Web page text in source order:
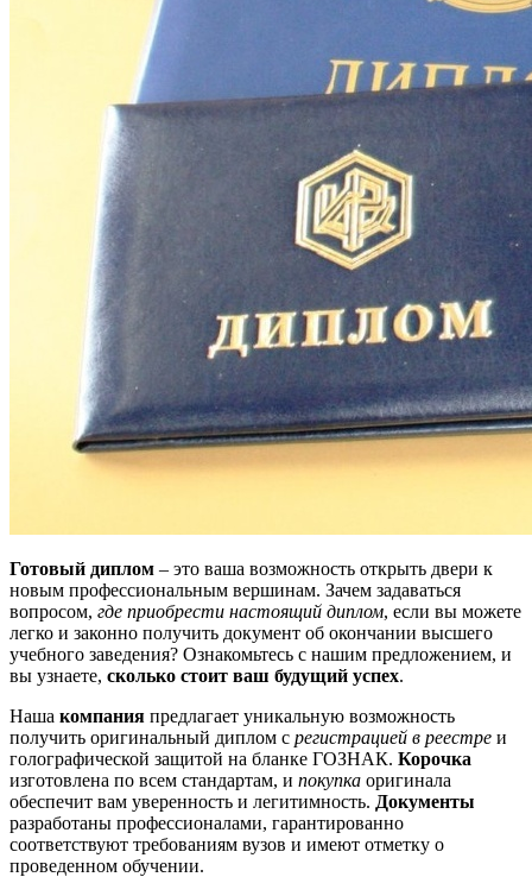
Готовый диплом – это ваша возможность открыть двери к
новым профессиональным вершинам. Зачем задаваться
вопросом, где приобрести настоящий диплом, если вы можете
легко и законно получить документ об окончании высшего
учебного заведения? Ознакомьтесь с нашим предложением, и
вы узнаете, сколько стоит ваш будущий успех.
Наша компания предлагает уникальную возможность
получить оригинальный диплом с регистрацией в реестре и
голографической защитой на бланке ГОЗНАК. Корочка
изготовлена по всем стандартам, и покупка оригинала
обеспечит вам уверенность и легитимность. Документы
разработаны профессионалами, гарантированно
соответствуют требованиям вузов и имеют отметку о
проведенном обучении.